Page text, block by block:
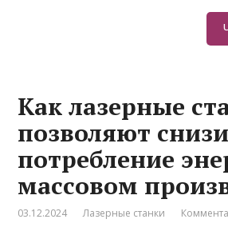
Как лазерные
позволяют
потребление
массовом
03.12.2024 Лазерные станки